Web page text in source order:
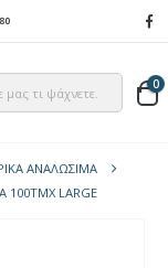
0
ΑΝΑΛΩΣΙΜΑ
LARGE